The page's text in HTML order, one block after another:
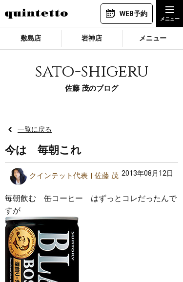
WEB予約
敷島店 岩神店 メニュー
sato-shigeru
佐藤 茂のブログ
一覧に戻る
今は 毎朝これ
クインテット代表 佐藤 茂 2013年08月12日
毎朝飲む 缶コーヒー はずっとコレだったんで
すが